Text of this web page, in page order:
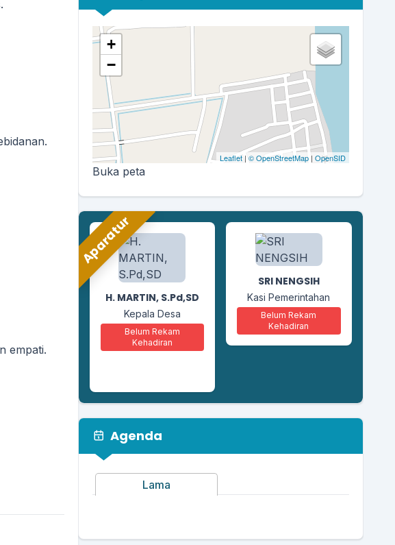
empati.
+
−
Leaflet| © OpenStreetMap| OpenSID
Buka peta
Aparatur
H. MARTIN, S.Pd,SD
Kepala Desa
Belum Rekam
Kehadiran
SRI NENGSIH
Kasi Pemerintahan
Belum Rekam
Kehadiran
ABDUL RASYID
Kasi Kesejahteraan
Belum Rekam
Kehadiran
Agenda
Lama